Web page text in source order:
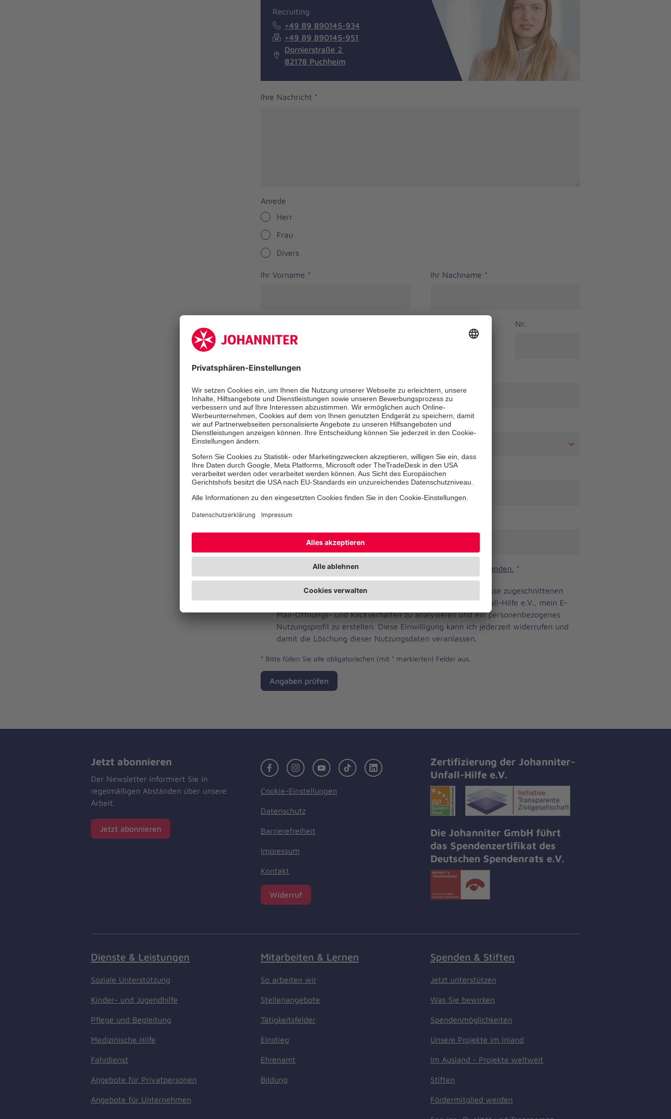
Recruiting
+49 89 890145-934
+49 89 890145-951
Dornierstraße 2
82178 Puchheim
Ihre Nachricht *
Anrede
Herr
Frau
Divers
Ihr Vorname * Ihr Nachname *
Nr.
PLZ*
Bundesland
Telefonnummer
Ihre E-Mail-Adresse
Ich habe die Datenschutzbestimmungen gelesen und verstanden. *
Brevo
Newsletter
Checkbox
Ja, ich möchte einen individuellen und auf meine Bedürfnisse zugeschnittenen
Newsletter erhalten. Dafür erlaube ich der Johanniter-Unfall-Hilfe e.V., mein E-
Mail-Öffnungs- und Klickverhalten zu analysieren und ein personenbezogenes
Nutzungsprofil zu erstellen. Diese Einwilligung kann ich jederzeit widerrufen und
damit die Löschung dieser Nutzungsdaten veranlassen.
* Bitte füllen Sie alle obligatorischen (mit * markierten) Felder aus.
Angaben prüfen
Jetzt abonnieren
Der Newsletter informiert Sie in
regelmäßigen Abständen über unsere
Arbeit.
Jetzt abonnieren
FacebookInstagramYoutubeTikTok LinkedIn
Cookie-Einstellungen
Datenschutz
Barrierefreiheit
Impressum
Kontakt
Widerruf
Zertifizierung der Johanniter-
Unfall-Hilfe e.V.
Die Johanniter GmbH führt
das Spendenzertifikat des
Deutschen Spendenrats e.V.
Dienste & Leistungen
Soziale Unterstützung
Kinder- und Jugendhilfe
Pflege und Begleitung
Medizinische Hilfe
Fahrdienst
Angebote für Privatpersonen
Angebote für Unternehmen
Mitarbeiten & Lernen
So arbeiten wir
Stellenangebote
Tätigkeitsfelder
Einstieg
Ehrenamt
Bildung
Spenden & Stiften
Jetzt unterstützen
Was Sie bewirken
Spendenmöglichkeiten
Unsere Projekte im Inland
Im Ausland - Projekte weltweit
Stiften
Fördermitglied werden